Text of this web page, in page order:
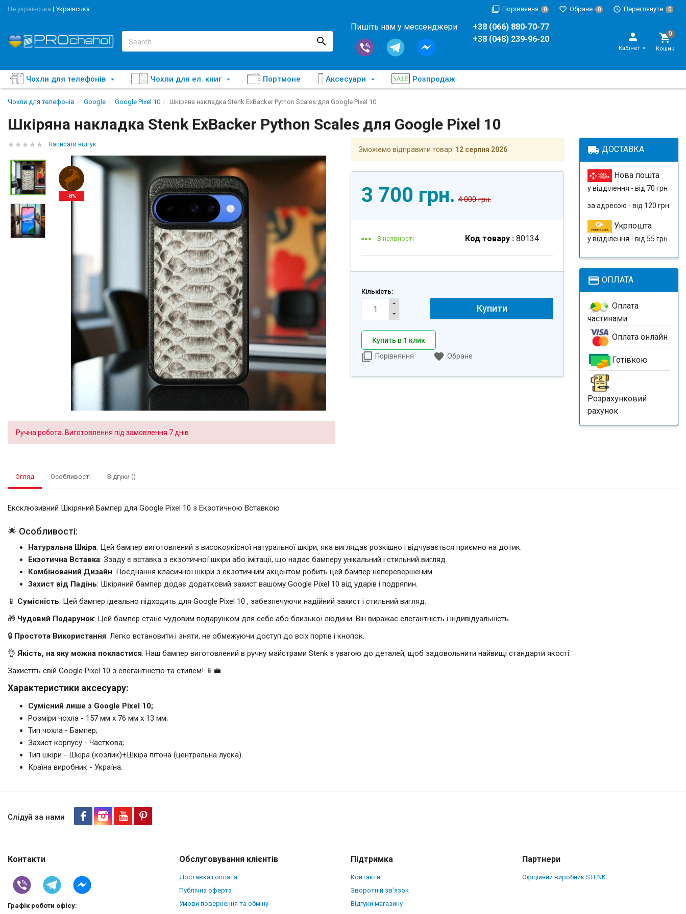
Не українська | Українська Порівняння 0 Обране 0 Переглянуте 0
Пишіть нам у мессенджери
+38 (066) 880-70-77
+38 (048) 239-96-20
Кабінет Кошик
Чохли для телефонів Чохли для ел. книг Портмоне Аксесуари Розпродаж
Чохли для телефонів Google Google Pixel 10 Шкіряна накладка Stenk ExBacker Python Scales для Google Pixel 10
Шкіряна накладка Stenk ExBacker Python Scales для Google Pixel 10
Написати відгук
-8%
Ручна робота. Виготовлення під замовлення 7 днів
Зможемо відправити товар: 12 серпня 2026
3 700 грн. 4 000 грн.
В наявності Код товару : 80134
Кількість:
Купити
Купить в 1 клик
Порівняння
Обране
local_shipping ДОСТАВКА
Нова пошта
у відділення - від 70 грн
за адресою - від 120 грн
Укрпошта
у відділення - від 55 грн
payment ОПЛАТА
Оплата
частинами
Оплата онлайн
Готівкою
Розрахунковий
рахунок
Огляд Особливості Відгуки ()
Ексклюзивний Шкіряний Бампер для Google Pixel 10 з Екзотичною Вставкою
🌟 Особливості:
Натуральна Шкіра: Цей бампер виготовлений з високоякісної натуральної шкіри, яка виглядає розкішно і відчувається приємно на дотик.
Екзотична Вставка: Ззаду є вставка з екзотичної шкіри або імітації, що надає бамперу унікальний і стильний вигляд.
Комбінований Дизайн: Поєднання класичної шкіри з екзотичним акцентом робить цей бампер неперевершеним.
Захист від Падінь: Шкіряний бампер додає додатковий захист вашому Google Pixel 10 від ударів і подряпин.
📱 Сумісність: Цей бампер ідеально підходить для Google Pixel 10 , забезпечуючи надійний захист і стильний вигляд.
🎁 Чудовий Подарунок: Цей бампер стане чудовим подарунком для себе або близької людини. Він виражає елегантність і індивідуальність.
🔒 Простота Використання: Легко встановити і зняти, не обмежуючи доступ до всіх портів і кнопок.
👌 Якість, на яку можна покластися: Наш бампер виготовлений в ручну майстрами Stenk з увагою до деталей, щоб задовольнити найвищі стандарти якості.
Захистіть свій Google Pixel 10 з елегантністю та стилем! 📱💼
Характеристики аксесуару:
Сумісний лише з Google Pixel 10;
Розміри чохла - 157 мм x 76 мм x 13 мм;
Тип чохла - Бампер;
Захист корпусу - Часткова;
Тип шкіри - Шкіра (козлик)+Шкіра пітона (центральна луска).
Країна виробник - Україна.
Шкіряна накладка Stenk ExBacker Python Scales для Google Pixel 10
Слідуй за нами
Контакти
Графік роботи офісу:
Обслуговування клієнтів
Доставка і оплата
Публічна оферта
Умови повернення та обміну
Підтримка
Контакти
Зворотній зв'язок
Відгуки магазину
Партнери
Офіційний виробник STENK